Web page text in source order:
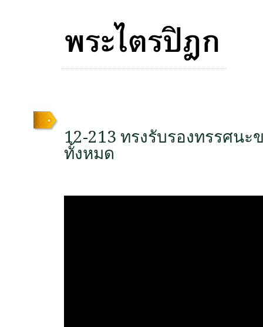
12-213 ทรงรับรองทรรศนะ
ทั้งหมด